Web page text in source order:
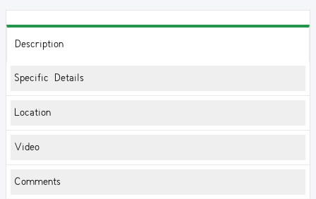
Description
Specific Details
Location
Video
Comments